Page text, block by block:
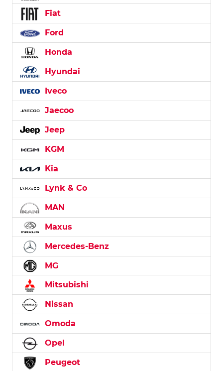
Fiat
Ford
Honda
Hyundai
Iveco
Jaecoo
Jeep
KGM
Kia
Lynk & Co
MAN
Maxus
Mercedes-Benz
MG
Mitsubishi
Nissan
Omoda
Opel
Peugeot